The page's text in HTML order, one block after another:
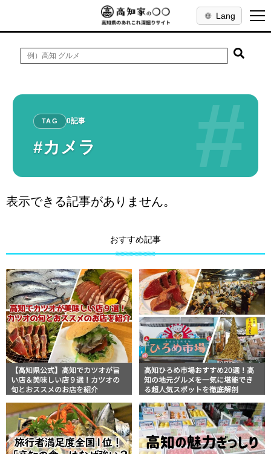
Lang
#
TAG 0記事
#カメラ
表示できる記事がありません。
おすすめ記事
【高知県公式】高知でカツオが旨
い店＆美味しい店９選！カツオの
旬とおススメのお店を紹介
高知ひろめ市場おすすめ20選！高
知の地元グルメを一気に堪能でき
る超人気スポットを徹底解剖